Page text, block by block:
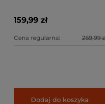
159,99 zł
Cena regularna: 269,99
Dodaj do koszyka